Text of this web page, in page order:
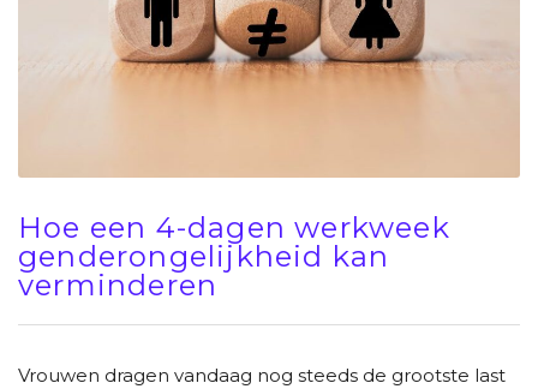
Hoe een 4-dagen werkweek
genderongelijkheid kan
verminderen
Vrouwen dragen vandaag nog steeds de grootste last